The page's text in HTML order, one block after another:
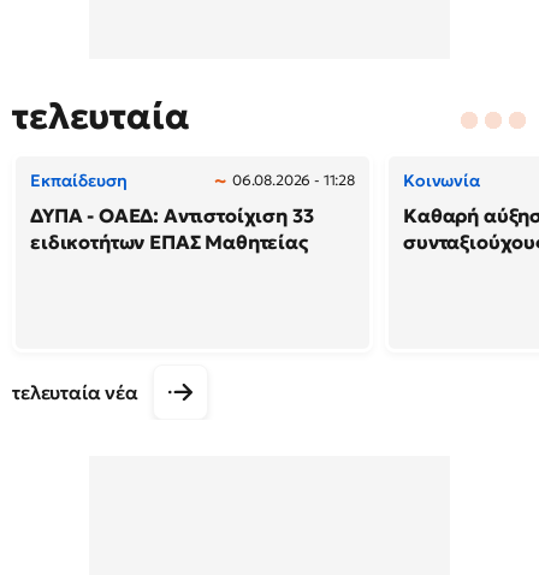
τελευταία
Εκπαίδευση 06.08.2026 - 11:28
ΔΥΠΑ - ΟΑΕΔ: Αντιστοίχιση 33
ειδικοτήτων ΕΠΑΣ Μαθητείας
Κοινωνία
Καθαρή
τελευταία νέα